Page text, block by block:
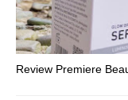
Review Premiere